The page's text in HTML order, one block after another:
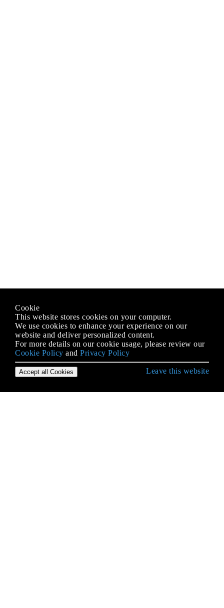
Cookie
This website stores cookies on your computer.
We use cookies to enhance your experience on our
website and deliver personalized content.
For more details on our cookie usage, please review our
Cookie Policy and Privacy Policy
Accept all Cookies Leave this website